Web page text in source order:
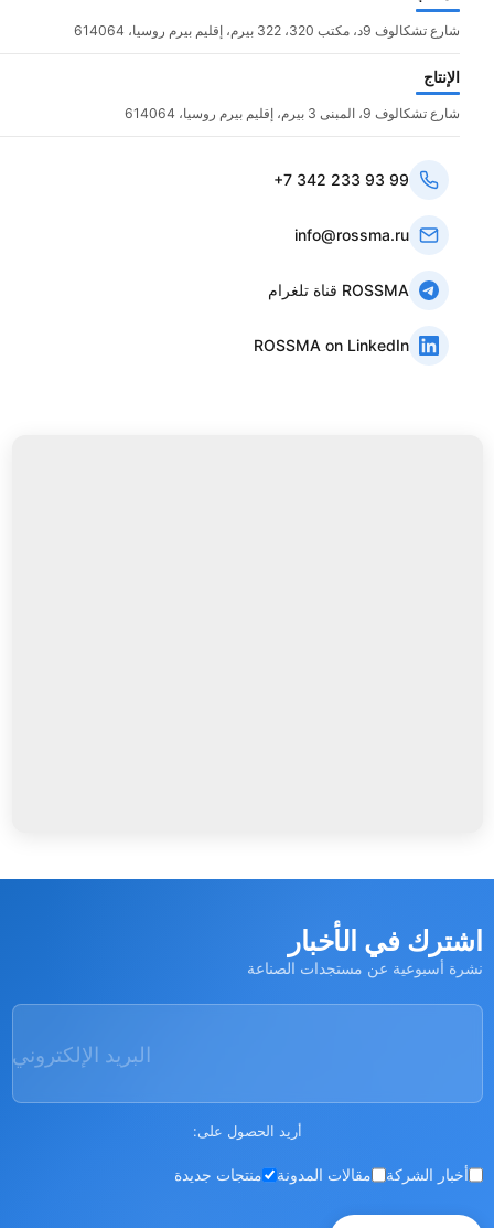
شارع تشكالوف 9د، مكتب 320، 322 بيرم، إقليم بيرم روسيا، 614064
الإنتاج
شارع تشكالوف 9، المبنى 3 بيرم، إقليم بيرم روسيا، 614064
+7 342 233 93 99
info@rossma.ru
قناة تلغرام ROSSMA
ROSSMA on LinkedIn
في الأخبار
أسبوعية عن مستجدات الصناعة
البريد الإلكتروني
أريد الحصول على:
أخبار الشركة مقالات المدونة منتجات جديدة